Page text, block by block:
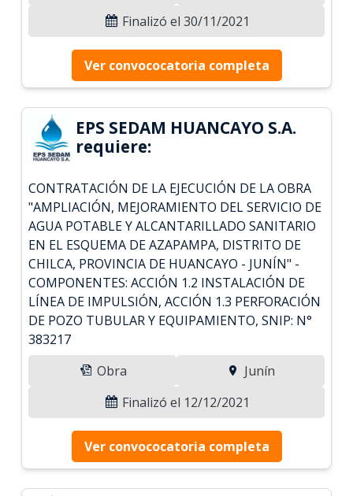
Finalizó el 30/11/2021
Ver convococatoria completa
EPS SEDAM HUANCAYO S.A.
requiere:
CONTRATACIÓN DE LA EJECUCIÓN DE LA OBRA
"AMPLIACIÓN, MEJORAMIENTO DEL SERVICIO DE
AGUA POTABLE Y ALCANTARILLADO SANITARIO
EN EL ESQUEMA DE AZAPAMPA, DISTRITO DE
CHILCA, PROVINCIA DE HUANCAYO - JUNÍN" -
COMPONENTES: ACCIÓN 1.2 INSTALACIÓN DE
LÍNEA DE IMPULSIÓN, ACCIÓN 1.3 PERFORACIÓN
DE POZO TUBULAR Y EQUIPAMIENTO, SNIP: N°
383217
Obra
Junín
Finalizó el 12/12/2021
Ver convococatoria completa